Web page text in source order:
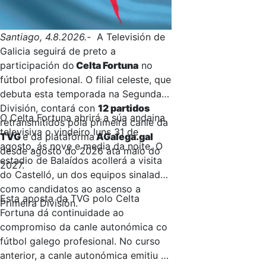
Santiago, 4.8.2026.- A Televisión de
Galicia seguirá de preto a
participación do Celta Fortuna no
fútbol profesional. O filial celeste, que
debuta esta temporada na Segunda
División, contará con 12 partidos
retransmitidos pola primeira canle da
TVGe da plataformaAGalega.gal
desde agosto do 2026 ata maio do
2027.
O Celta Fortuna abrirá a súa andaina
televisiva o vindeiro luns 31 de
agosto, ás nove e media da noite. O
estadio de Balaídos acollerá a visita
do Castelló, un dos equipos sinalados
como candidatos ao ascenso a
Primeira División.
Esta aposta da TVG polo Celta
Fortuna dá continuidade ao
compromiso da canle autonómica co
fútbol galego profesional. No curso
anterior, a canle autonómica emitiu 11